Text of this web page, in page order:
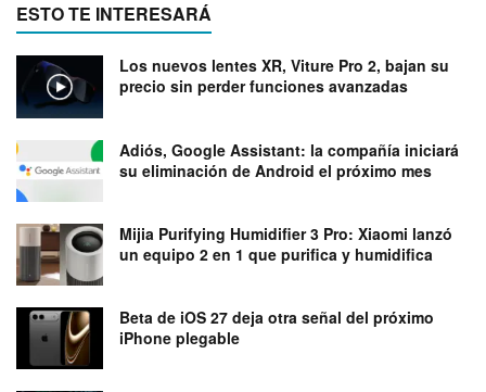
ESTO TE INTERESARÁ
Los nuevos lentes XR, Viture Pro 2, bajan su
precio sin perder funciones avanzadas
Adiós, Google Assistant: la compañía iniciará
su eliminación de Android el próximo mes
Mijia Purifying Humidifier 3 Pro: Xiaomi lanzó
un equipo 2 en 1 que purifica y humidifica
Beta de iOS 27 deja otra señal del próximo
iPhone plegable